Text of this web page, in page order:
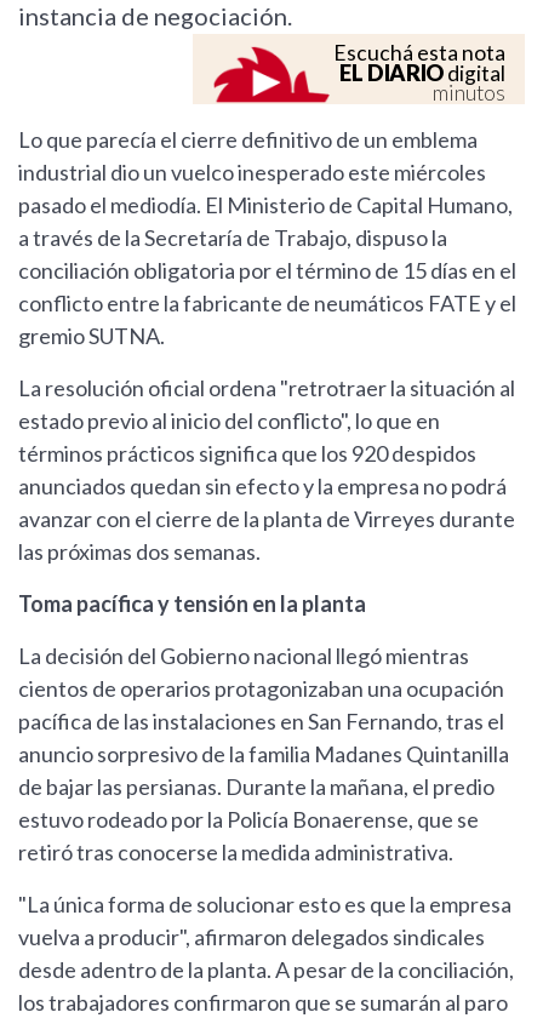
instancia de negociación.
Escuchá esta nota
EL DIARIOdigital
minutos
Lo que parecía el cierre definitivo de un emblema
industrial dio un vuelco inesperado este miércoles
pasado el mediodía. El Ministerio de Capital Humano,
a través de la Secretaría de Trabajo, dispuso la
conciliación obligatoria por el término de 15 días en el
conflicto entre la fabricante de neumáticos FATE y el
gremio SUTNA.
La resolución oficial ordena "retrotraer la situación al
estado previo al inicio del conflicto", lo que en
términos prácticos significa que los 920 despidos
anunciados quedan sin efecto y la empresa no podrá
avanzar con el cierre de la planta de Virreyes durante
las próximas dos semanas.
Toma pacífica y tensión en la planta
La decisión del Gobierno nacional llegó mientras
cientos de operarios protagonizaban una ocupación
pacífica de las instalaciones en San Fernando, tras el
anuncio sorpresivo de la familia Madanes Quintanilla
de bajar las persianas. Durante la mañana, el predio
estuvo rodeado por la Policía Bonaerense, que se
retiró tras conocerse la medida administrativa.
"La única forma de solucionar esto es que la empresa
vuelva a producir", afirmaron delegados sindicales
desde adentro de la planta. A pesar de la conciliación,
los trabajadores confirmaron que se sumarán al paro